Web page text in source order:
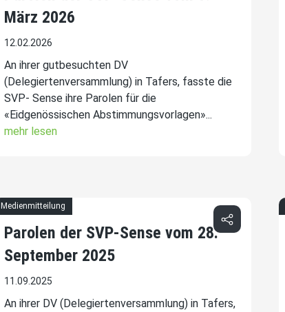
März 2026
12.02.2026
An ihrer gutbesuchten DV
(Delegiertenversammlung) in Tafers, fasste die
SVP- Sense ihre Parolen für die
«Eidgenössischen Abstimmungsvorlagen»...
mehr lesen
Medienmitteilung
Parolen der SVP-Sense vom 28.
September 2025
11.09.2025
An ihrer DV (Delegiertenversammlung) in Tafers,